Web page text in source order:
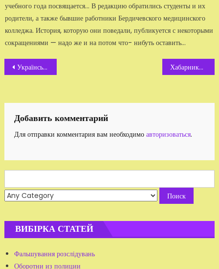
учебного года посвяща­ется… В редакцию обратились студенты и их
родители, а также бывшие работники Бердичевского ме­дицинского
колледжа. История, которую они по­ведали, публикуется с некоторыми
сокращениями — надо же и на потом что- нибуть оставить…
Навигация
записям
Українська біда Хабарники. Повертаючись до надрукованого
Добавить комментарий
Для отправки комментария вам необходимо авторизоваться.
for:
ВИБІРКА СТАТЕЙ
Фальшування розслідувань
Оборотни из полиции